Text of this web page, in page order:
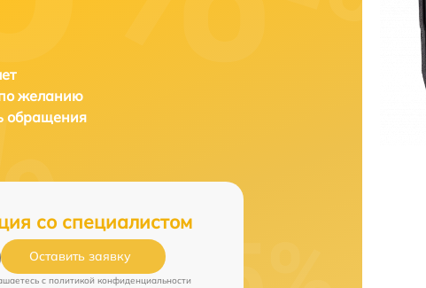
желанию
обращения
со специалистом
Оставить заявку
c политикой конфиденциальности